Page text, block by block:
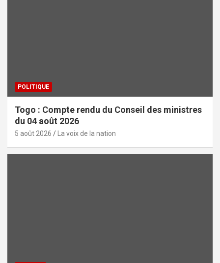
POLITIQUE
Togo : Compte rendu du Conseil des ministres
du 04 août 2026
5 août 2026 La voix de la nation